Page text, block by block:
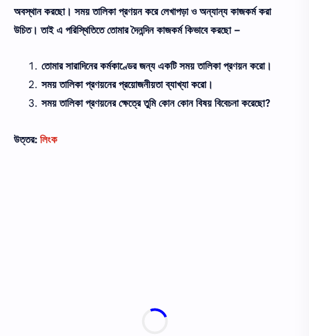
অবস্থান করছো। সময় তালিকা প্রণয়ন করে লেখাপড়া ও অন্যান্য কাজকর্ম করা
উচিত। তাই এ পরিস্থিতিতে তোমার দৈনন্দিন কাজকর্ম কিভাবে করছো –
তোমার সারাদিনের কর্মকাণ্ডের জন্য একটি সময় তালিকা প্রণয়ন করো।
সময় তালিকা প্রণয়নের প্রয়োজনীয়তা ব্যাখ্যা করো।
সময় তালিকা প্রণয়নের ক্ষেত্রে তুমি কোন কোন বিষয় বিবেচনা করেছো?
উত্তর: লিংক